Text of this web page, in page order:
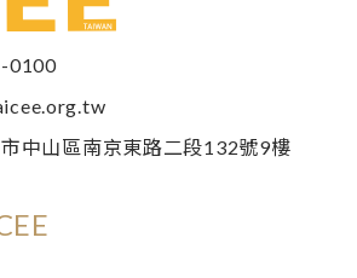
0100
中山區南京東路二段132號9樓